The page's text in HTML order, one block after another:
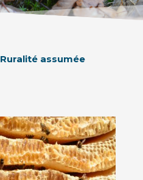
Ruralité assumée